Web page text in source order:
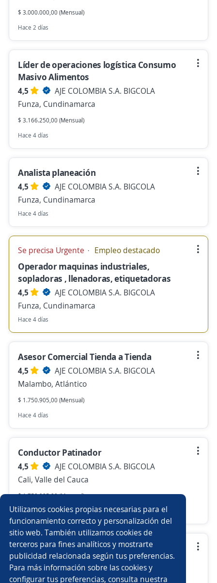
Utilizamos cookies propias necesarias para el
funcionamiento correcto y personalización del
sitio web. También utilizamos cookies de
terceros para fines analíticos y mostrarte
publicidad relacionada según tus preferencias.
Para más información sobre las cookies y
configurar tus preferencias, consulta nuestra
$ 3.000.000,00 (Mensual)
Hace 2 días
Líder de operaciones logística Consumo
Masivo Alimentos
4,5
AJE COLOMBIA S.A. BIGCOLA
Funza, Cundinamarca
$ 3.166.250,00 (Mensual)
Hace 4 días
Analista planeación
4,5
AJE COLOMBIA S.A. BIGCOLA
Funza, Cundinamarca
Hace 4 días
Se precisa Urgente Empleo destacado
Operador maquinas industriales,
sopladoras , llenadoras, etiquetadoras
4,5
AJE COLOMBIA S.A. BIGCOLA
Funza, Cundinamarca
Hace 4 días
Asesor Comercial Tienda a Tienda
4,5
AJE COLOMBIA S.A. BIGCOLA
Malambo, Atlántico
$ 1.750.905,00 (Mensual)
Hace 4 días
Conductor Patinador
4,5
AJE COLOMBIA S.A. BIGCOLA
Cali, Valle del Cauca
$ 1.750.905,00 (Mensual)
Hace 5 días
Analista de planeacion
4,5
AJE COLOMBIA S.A. BIGCOLA
Bogotá, D.C., Bogotá, D.C.